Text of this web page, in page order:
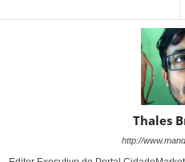
Thales
http://